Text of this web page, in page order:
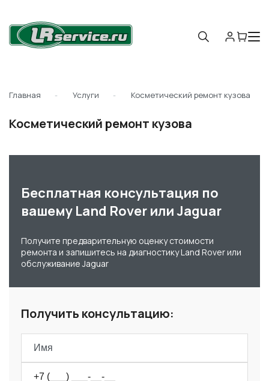
Главная Услуги Косметический ремонт кузова
Косметический ремонт кузова
Бесплатная консультация по
вашему Land Rover или Jaguar
Получите предварительную оценку стоимости
ремонта и запишитесь на диагностику Land Rover или
обслуживание Jaguar
Получить консультацию: